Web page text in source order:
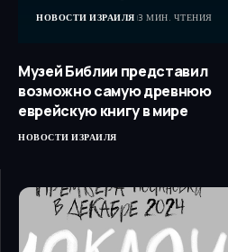
НОВОСТИ ИЗРАИЛЯ 3 МИН. ЧТЕНИЯ
Музей Библии представил
возможно самую древнюю
еврейскую книгу в мире
НОВОСТИ ИЗРАИЛЯ